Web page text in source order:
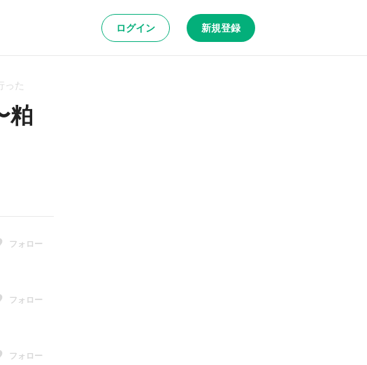
ログイン 新規登録
った
粕
フォロー
フォロー
フォロー